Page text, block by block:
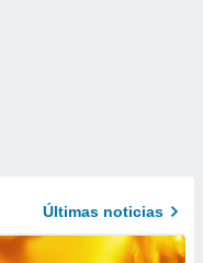
Últimas noticias